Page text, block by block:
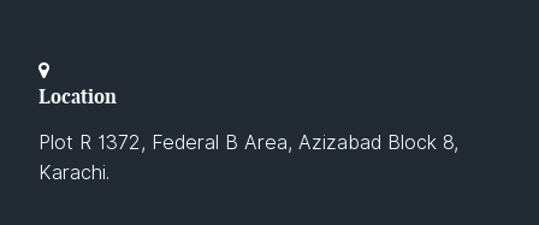
Location
Plot R 1372, Federal B Area, Azizabad Block 8,
Karachi.